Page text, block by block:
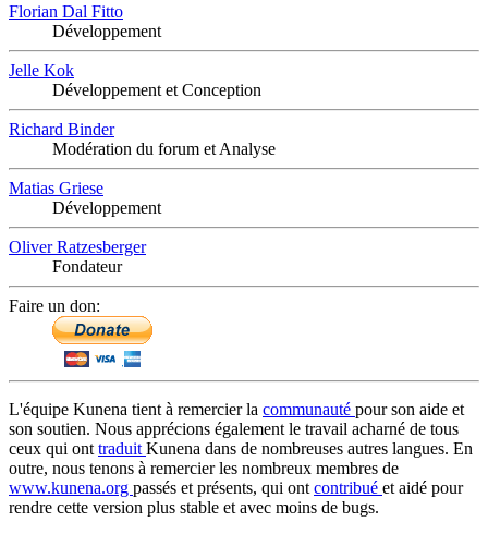
Florian Dal Fitto
Développement
Jelle Kok
Développement et Conception
Richard Binder
Modération du forum et Analyse
Matias Griese
Développement
Oliver Ratzesberger
Fondateur
Faire un don:
L'équipe Kunena tient à remercier la communauté pour son aide et
son soutien. Nous apprécions également le travail acharné de tous
ceux qui ont traduit Kunena dans de nombreuses autres langues. En
outre, nous tenons à remercier les nombreux membres de
www.kunena.org passés et présents, qui ont contribué et aidé pour
rendre cette version plus stable et avec moins de bugs.